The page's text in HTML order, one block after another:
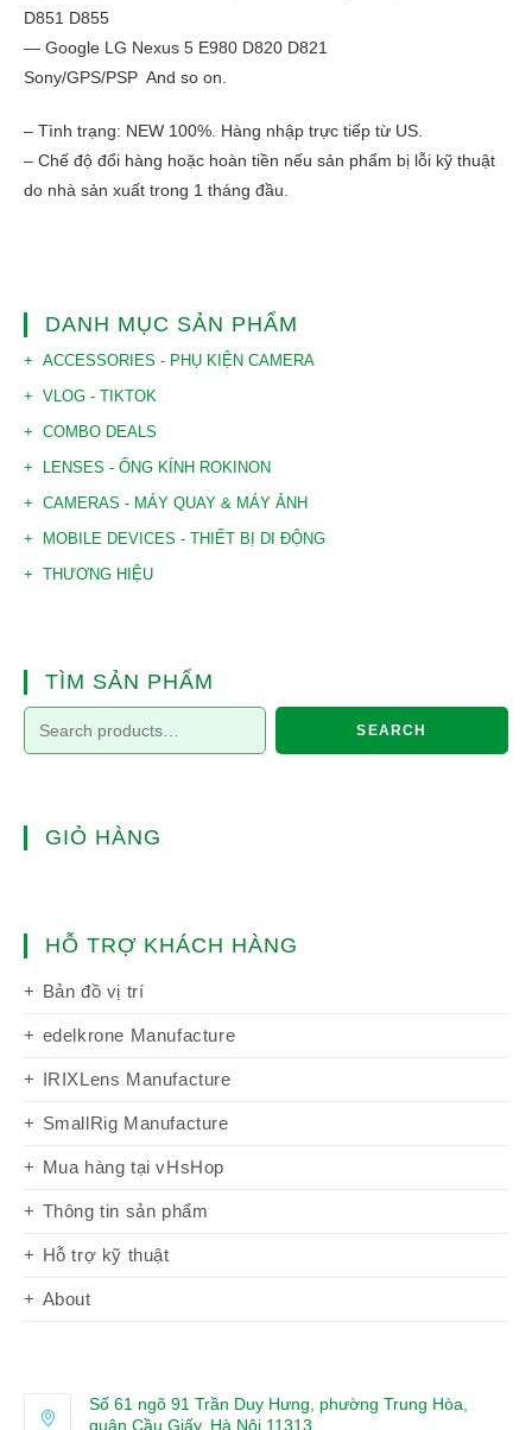
D851 D855
— Google LG Nexus 5 E980 D820 D821
Sony/GPS/PSP And so on.
– Tình trạng: NEW 100%. Hàng nhập trực tiếp từ US.
– Chế độ đổi hàng hoặc hoàn tiền nếu sản phẩm bị lỗi kỹ thuật
do nhà sản xuất trong 1 tháng đầu.
DANH MỤC SẢN PHẨM
ACCESSORIES - PHỤ KIỆN CAMERA
VLOG - TIKTOK
COMBO DEALS
LENSES - ỐNG KÍNH ROKINON
CAMERAS - MÁY QUAY & MÁY ẢNH
MOBILE DEVICES - THIẾT BỊ DI ĐỘNG
THƯƠNG HIỆU
TÌM SẢN PHẨM
SEARCH
GIỎ HÀNG
HỖ TRỢ KHÁCH HÀNG
Bản đồ vị trí
edelkrone Manufacture
IRIXLens Manufacture
SmallRig Manufacture
Mua hàng tại vHsHop
Thông tin sản phẩm
Hỗ trợ kỹ thuật
About
Số 61 ngõ 91 Trần Duy Hưng, phường Trung Hòa,
quận Cầu Giấy, Hà Nội 11313